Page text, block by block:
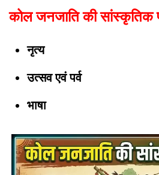
कोल जनजाति की सांस्कृतिक
नृत्य
उत्सव एवं पर्व
भाषा